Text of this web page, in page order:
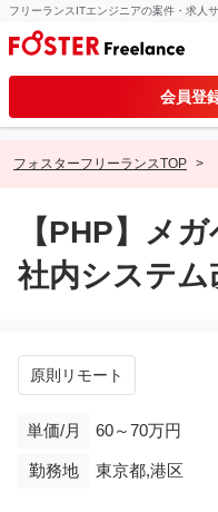
フリーランスITエンジニアの案件・求人
会員登
フォスターフリーランスTOP
【PHP】メ
社内システム
原則リモート
単価/月 60～70万円
勤務地 東京都,港区